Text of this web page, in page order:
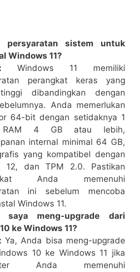
persyaratan sistem untuk
Windows 11?
Windows 11 memiliki
perangkat keras yang
dibandingkan dengan
Anda memerlukan
64-bit dengan setidaknya 1
RAM 4 GB atau lebih,
internal minimal 64 GB,
yang kompatibel dengan
12, dan TPM 2.0. Pastikan
Anda memenuhi
ini sebelum mencoba
Windows 11.
saya meng-upgrade dari
ke Windows 11?
Ya, Anda bisa meng-upgrade
10 ke Windows 11 jika
Anda memenuhi